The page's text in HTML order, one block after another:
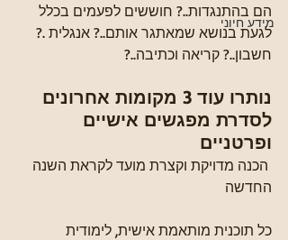
מידע חיוני
הם בהתנגדות..? חוששים לפעמים בכלל
לגעת בנושא שמאתגר אותם..? אנגלית .?
חשבון..? קריאה וכתיבה..?
נותרו עוד 3 מקומות אחרונים
לסדרת מפגשים אישיים
ופרטניים
הכנה מדויקת וקצרת מועד לקראת השנה
החדשה
כל תוכנית מותאמת אישית, לימודית